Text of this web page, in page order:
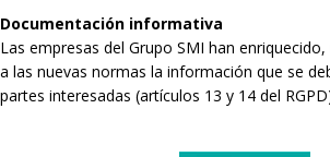
Documentación informativa
Las empresas del Grupo SMI han
a las nuevas normas la información que se
partes interesadas (artículos 13 y 14 del